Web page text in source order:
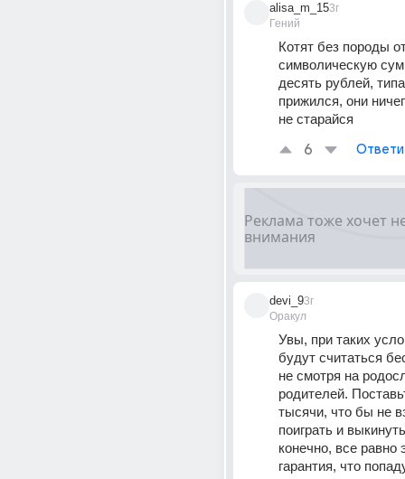
alisa_m_15
Гений
3г
Котят без породы
символическую
десять рублей,
прижился, они
не старайся
6
devi_9
Оракул
3г
Увы, при таких
будут считаться
не смотря на
родителей.
тысячи, что бы не
поиграть и
конечно, все равно
гарантия, что